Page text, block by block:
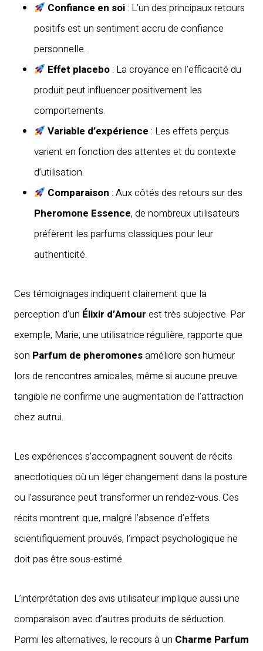
Confiance en soi : L’un des principaux retours
positifs est un sentiment accru de confiance
personnelle.
Effet placebo : La croyance en l’efficacité du
produit peut influencer positivement les
comportements.
Variable d’expérience : Les effets perçus
varient en fonction des attentes et du contexte
d’utilisation.
Comparaison : Aux côtés des retours sur des
Pheromone Essence, de nombreux utilisateurs
préfèrent les parfums classiques pour leur
authenticité.
Ces témoignages indiquent clairement que la
perception d’un Élixir d’Amour est très subjective. Par
exemple, Marie, une utilisatrice régulière, rapporte que
son Parfum de pheromonesaméliore son humeur
lors de rencontres amicales, même si aucune preuve
tangible ne confirme une augmentation de l’attraction
chez autrui.
Les expériences s’accompagnent souvent de récits
anecdotiques où un léger changement dans la posture
ou l’assurance peut transformer un rendez-vous. Ces
récits montrent que, malgré l’absence d’effets
scientifiquement prouvés, l’impact psychologique ne
doit pas être sous-estimé.
L’interprétation des avis utilisateur implique aussi une
comparaison avec d’autres produits de séduction.
Parmi les alternatives, le recours à un Charme Parfum